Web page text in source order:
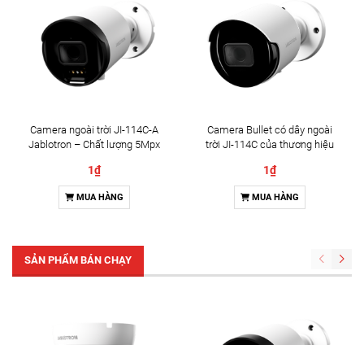
Camera ngoài trời JI-114C-A
Jablotron – Chất lượng 5Mpx
1₫
MUA HÀNG
Camera Bullet có dây ngoài
trời JI-114C của thương hiệu
1₫
MUA HÀNG
SẢN PHẨM BÁN CHẠY